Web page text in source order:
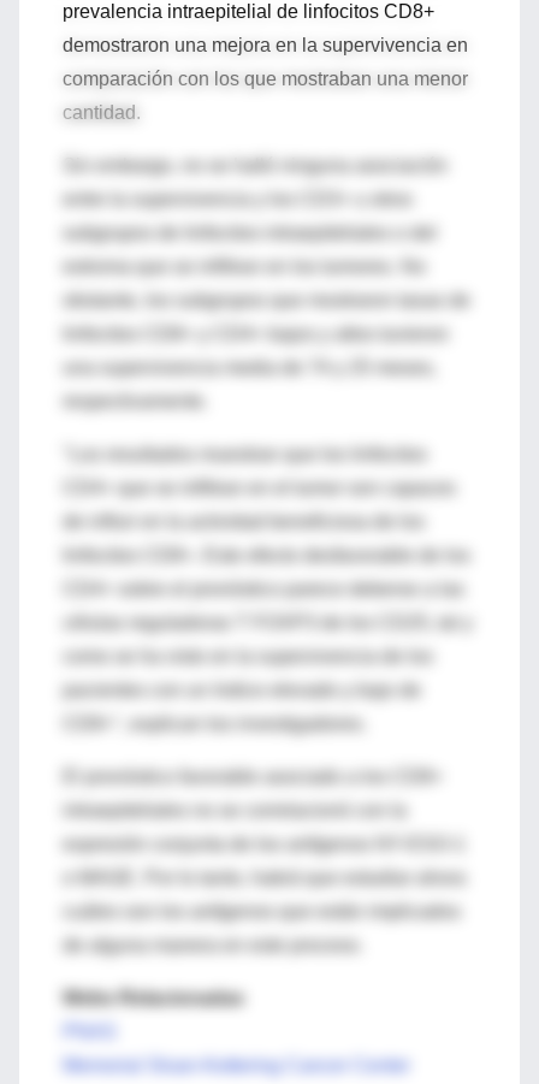
prevalencia intraepitelial de linfocitos CD8+
demostraron una mejora en la supervivencia en
comparación con los que mostraban una menor
cantidad.
Sin embargo, no se halló ninguna asociación
entre la supervivencia y los CD3+ u otros
subgrupos de linfocitos intraepiteliales o del
obstante, los subgrupos que mostraron tasas de
linfocitos CD8+ y CD4+ bajos y altos tuvieron
una supervivencia media de 74 y 25 meses,
CD4+ que se infiltran en el tumor son capaces
células reguladoras T FOXP3 de los CD25, tal y
como se ha visto en la supervivencia de los
CD8+", explican los investigadores.
intraepiteliales no se correlacionó con la
expresión conjunta de los antígenos NY-ESO-1
cuáles son los antígenos que están implicados
de alguna manera en este proceso.
Webs Relacionadas